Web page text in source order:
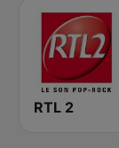
RTL 2